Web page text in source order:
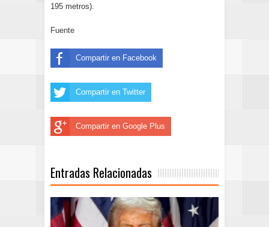
195 metros).
Fuente
Compartir en Facebook
Compartir en Twitter
Compartir en Google Plus
Entradas Relacionadas